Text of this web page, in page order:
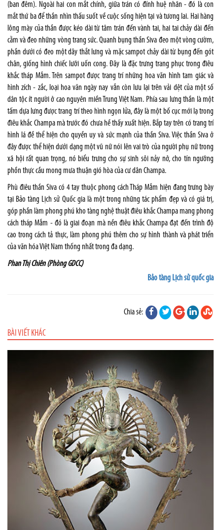
(ban đêm). Ngoài hai con mắt chính, giữa trán có đính huệ nhãn - đó là con
mắt thứ ba để thần nhìn thấu suốt về cuộc sống hiện tại và tương lai. Hai hàng
lông mày của thần được kéo dài từ tâm trán đến vành tai, hai tai chảy dài đến
cằm và đeo những vòng trang sức. Quanh bụng thần Siva đeo một vòng cườm,
phần dưới có đeo một dây thắt lưng và mặc sampot chảy dài từ bụng đến gót
chân, giống hình chiếc lưỡi uốn cong. Đây là đặc trưng trang phục trong điêu
khắc tháp Mẫm. Trên sampot được trang trí những hoa văn hình tam giác và
hình zích - zắc, loại hoa văn ngày nay vẫn còn lưu lại trên vải dệt của một số
dân tộc ít người ở cao nguyên miền Trung Việt Nam. Phía sau lưng thần là một
tấm dựa lưng được trang trí theo hình ngọn lửa, đây là một bố cục mới lạ trong
điêu khắc Champa mà trước đó chưa hề thấy xuất hiện. Bắp tay trên có trang trí
hình lá đề thể hiện cho quyền uy và sức mạnh của thần Siva. Việc thần Siva ở
đây được thể hiện dưới dạng một vũ nữ nói lên vai trò của người phụ nữ trong
xã hội rất quan trọng, nó biểu trưng cho sự sinh sôi nảy nở, cho tín ngưỡng
phồn thực cầu mong mưa thuận gió hòa của cư dân Champa.
Phù điêu thần Siva có 4 tay thuộc phong cách Tháp Mẫm hiện đang trưng bày
tại Bảo tàng Lịch sử Quốc gia là một trong những tác phẩm đẹp và có giá trị,
góp phần làm phong phú kho tàng nghệ thuật điêu khắc Champa mang phong
cách tháp Mẫm - đó là giai đoạn mà nền điêu khắc Champa đạt đến trình độ
cao trong cách tả thực, làm phong phú thêm cho sự hình thành và phát triển
của văn hóa Việt Nam thống nhất trong đa dạng.
Phan Thị Chiên (Phòng GDCC)
Bảo tàng Lịch sử quốc gia
Chia sẻ:
BÀI VIẾT KHÁC